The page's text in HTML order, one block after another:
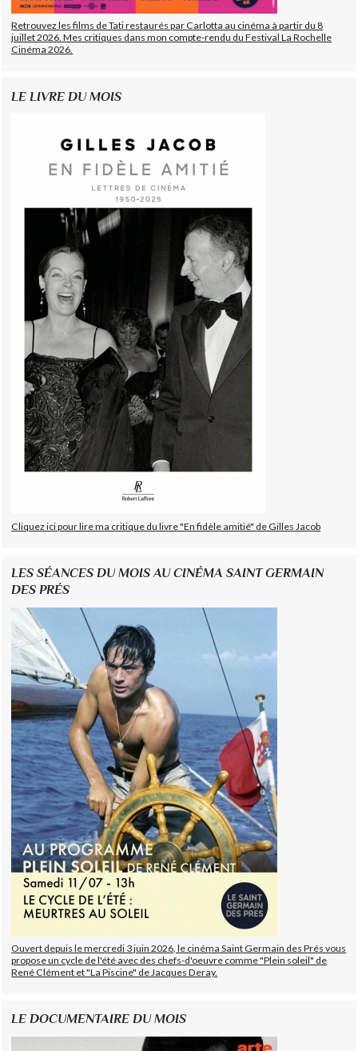
Retrouvez les films de Tati restaurés par Carlotta au cinéma à partir du 8
juillet 2026. Mes critiques dans mon compte-rendu du Festival La Rochelle
Cinéma 2026.
LE LIVRE DU MOIS
Cliquez ici pour lire ma critique du livre "En fidèle amitié" de Gilles Jacob
LES SÉANCES DU MOIS AU CINÉMA SAINT GERMAIN
DES PRÉS
Ouvert depuis le mercredi 3 juin 2026, le cinéma Saint Germain des Prés vous
propose un cycle de l'été avec des chefs-d'oeuvre comme "Plein soleil" de
René Clément et "La Piscine" de Jacques Deray.
LE DOCUMENTAIRE DU MOIS